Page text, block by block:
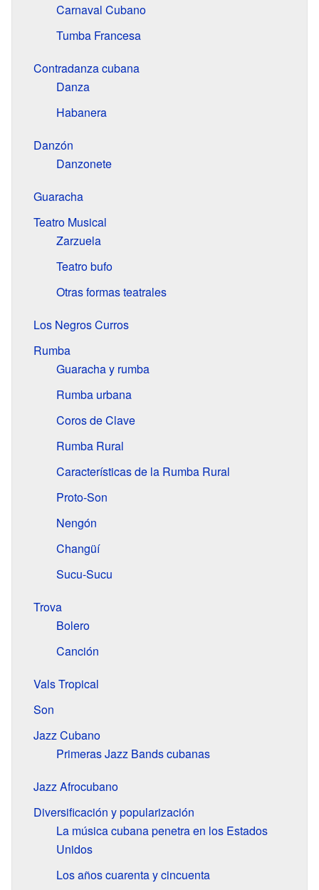
Carnaval Cubano
Tumba Francesa
Contradanza cubana
Danza
Habanera
Danzón
Danzonete
Guaracha
Teatro Musical
Zarzuela
Teatro bufo
Otras formas teatrales
Los Negros Curros
Rumba
Guaracha y rumba
Rumba urbana
Coros de Clave
Rumba Rural
Características de la Rumba Rural
Proto-Son
Nengón
Changüí
Sucu-Sucu
Trova
Bolero
Canción
Vals Tropical
Son
Jazz Cubano
Primeras Jazz Bands cubanas
Jazz Afrocubano
Diversificación y popularización
La música cubana penetra en los Estados
Unidos
Los años cuarenta y cincuenta